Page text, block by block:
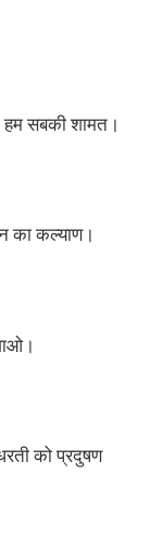
हम सबकी शामत।
का कल्याण।
को प्रदुषण